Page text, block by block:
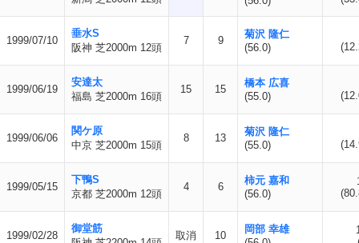
1999/07/10
垂水S
阪神 芝2000m 12頭
7 9
菊沢 隆仁
(56.0)
1999/06/19
安達太
福島 芝2000m 16頭
15 15
橋本 広喜
(55.0)
1999/06/06
関ケ原
中京 芝2000m 15頭
8 13
菊沢 隆仁
(55.0)
1999/05/15
下鴨S
京都 芝2000m 12頭
4 6
柿元 嘉和
(56.0)
1999/02/28
御堂筋
取消 10
岡部 幸雄